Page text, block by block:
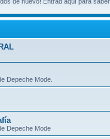
Depeche Mode.
Depeche Mode